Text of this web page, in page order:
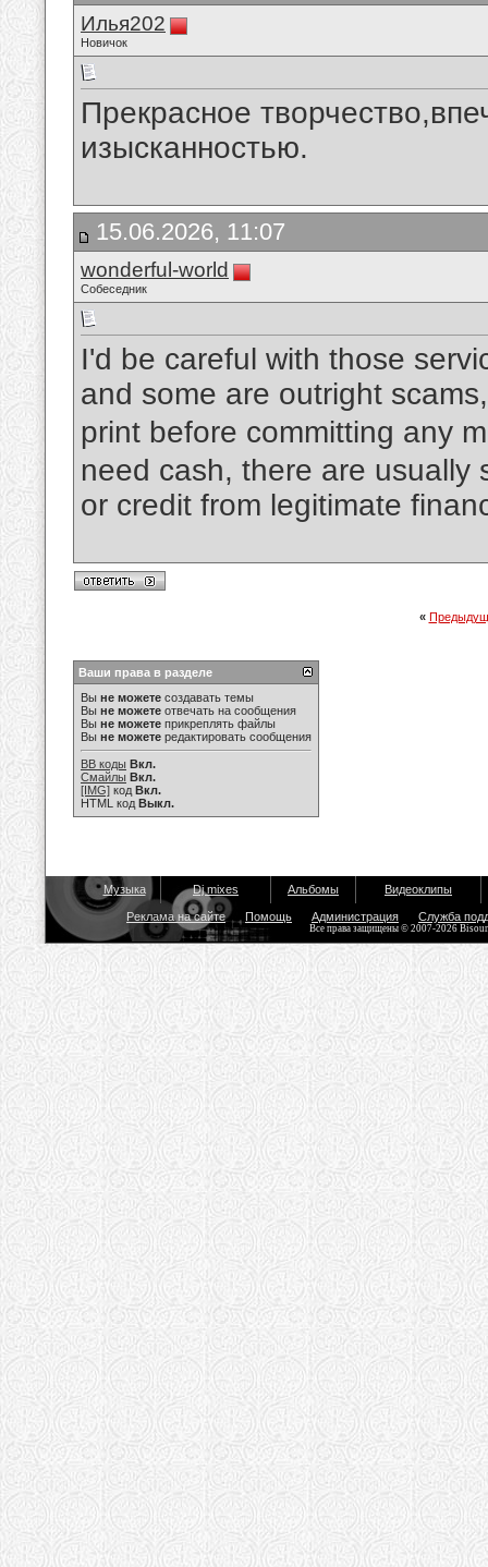
Илья202
Новичок
Прекрасное
изысканностью.
15.06.2026, 11:07
wonderful-world
Собеседник
I'd be careful with those
and some are outright
print before committing any
need cash, there are usually
or credit from legitimate
«
Ваши права в разделе
Вы не можете создавать темы
Вы не можете отвечать на сообщения
Вы не можете прикреплять файлы
Вы не можете редактировать сообщения
BB коды Вкл.
Смайлы Вкл.
[IMG] код Вкл.
HTML код Выкл.
Музыка Dj mixes Альбомы Видеоклипы
Реклама на сайте Помощь Администрация Служба
Все права защищены © 2007-2026